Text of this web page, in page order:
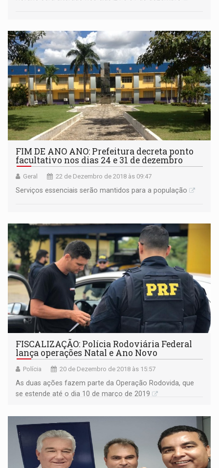
FIM DE ANO ANO: Prefeitura decreta ponto
facultativo nos dias 24 e 31 de dezembro
Geral 22 de Dezembro de 2018 às 09:47
Serviços essenciais serão mantidos para a população
FISCALIZAÇÃO: Polícia Rodoviária Federal
lança operações Natal e Ano Novo
Polícia 20 de Dezembro de 2018 às 15:57
As duas ações fazem parte da Operação Rodovida, que
se estende até o dia 10 de março de 2019